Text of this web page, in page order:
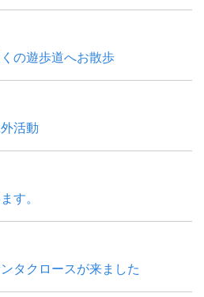
の遊歩道へお散歩
活動
す。
タクロースが来ました